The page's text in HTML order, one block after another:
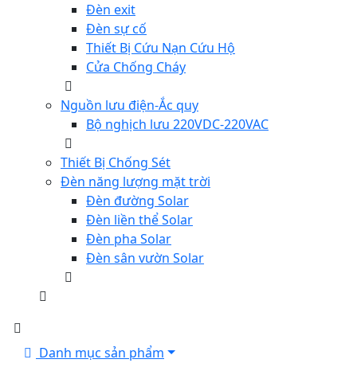
Đèn exit
Đèn sự cố
Thiết Bị Cứu Nạn Cứu Hộ
Cửa Chống Cháy
Nguồn lưu điện-Ắc quy
Bộ nghịch lưu 220VDC-220VAC
Thiết Bị Chống Sét
Đèn năng lượng mặt trời
Đèn đường Solar
Đèn liền thể Solar
Đèn pha Solar
Đèn sân vườn Solar
Danh mục sản phẩm